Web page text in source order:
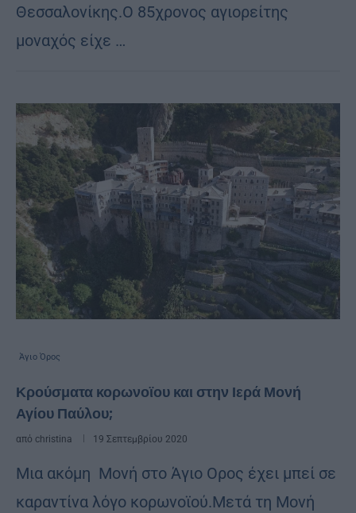
Θεσσαλονίκης.Ο 85χρονος αγιορείτης
μοναχός είχε …
Άγιο Όρος
Κρούσματα κορωνοϊου και στην Ιερά Μονή
Αγίου Παύλου;
από christina 19 Σεπτεμβρίου 2020
Μια ακόμη Μονή στο Άγιο Ορος έχει μπεί σε
καραντίνα λόγο κορωνοϊού.Μετά τη Μονή